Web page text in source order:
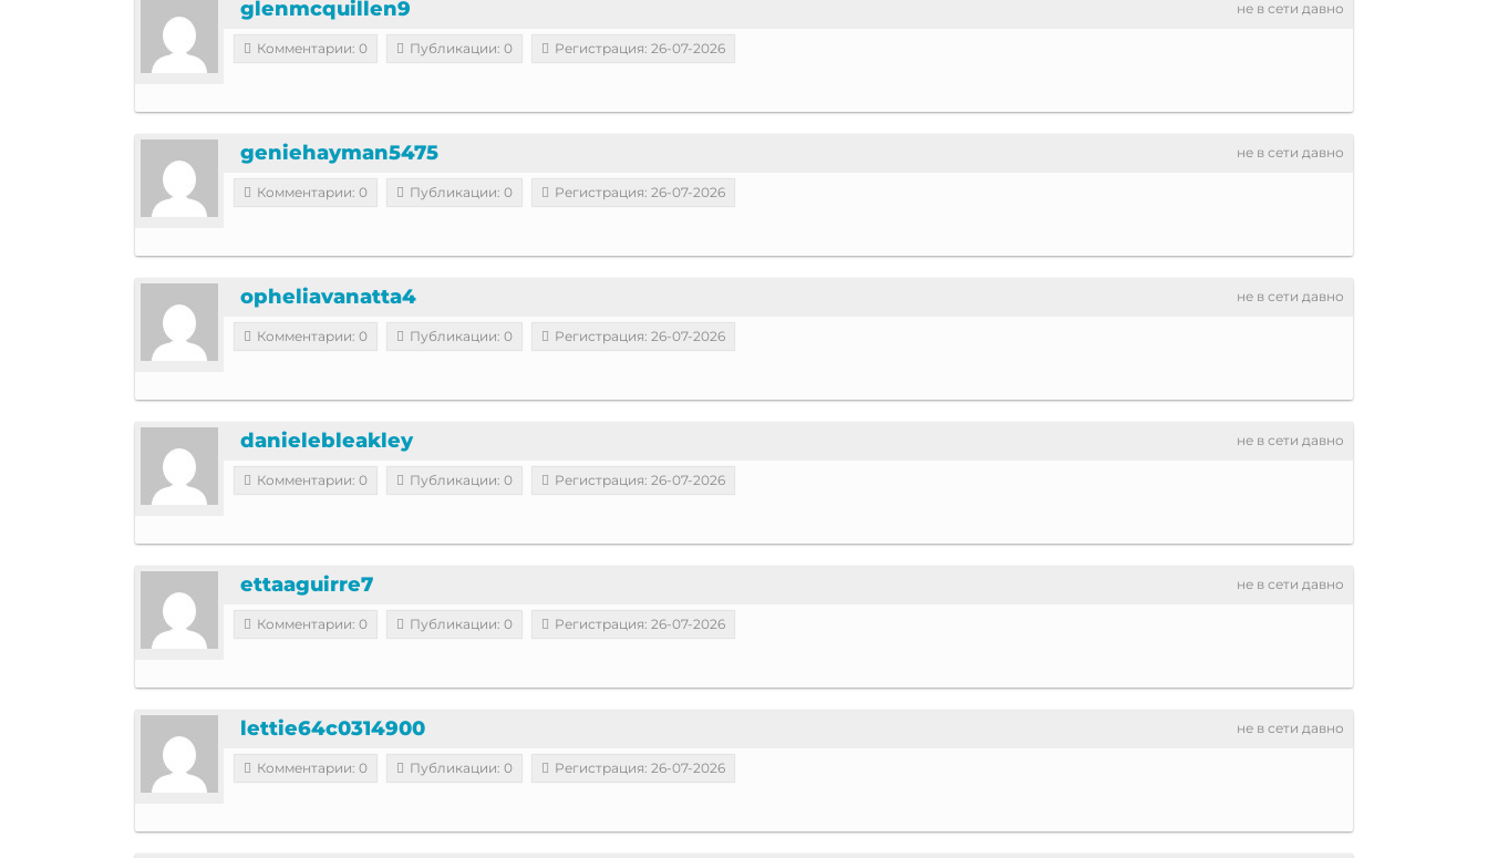
не в сети давно
glenmcquillen9
Комментарии: 0 Публикации: 0 Регистрация: 26-07-2026
не в сети давно
geniehayman5475
Комментарии: 0 Публикации: 0 Регистрация: 26-07-2026
не в сети давно
opheliavanatta4
Комментарии: 0 Публикации: 0 Регистрация: 26-07-2026
не в сети давно
danielebleakley
Комментарии: 0 Публикации: 0 Регистрация: 26-07-2026
не в сети давно
ettaaguirre7
Комментарии: 0 Публикации: 0 Регистрация: 26-07-2026
не в сети давно
lettie64c0314900
Комментарии: 0 Публикации: 0 Регистрация: 26-07-2026